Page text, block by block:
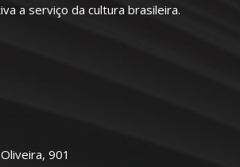
a serviço da cultura brasileira.
901